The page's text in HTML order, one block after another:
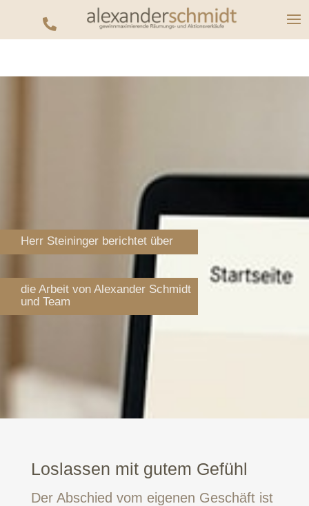

Herr Steininger berichtet über
die Arbeit von Alexander Schmidt
und Team
Loslassen mit gutem Gefühl
Der Abschied vom eigenen Geschäft ist